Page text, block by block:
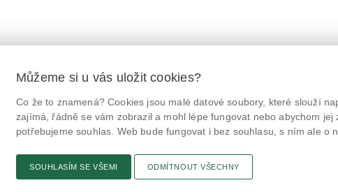
@potravinynapranyri @NaPranyri
@SZPIjobs
© Státní zemědělská a
Květná 15, 603 00 Brno,
ID datové schránky: avraiqg
Prohlášení o přístupnosti
Můžeme si u vás uložit cookies?
Co že to znamená? Cookies jsou malé datové soubory, které slouží
zajímá, řádně se vám zobrazil a mohl lépe fungovat nebo abychom
potřebujeme souhlas. Web bude fungovat i bez souhlasu, s ním ale o
SOUHLASÍM SE VŠEMI ODMÍTNOUT VŠECHNY